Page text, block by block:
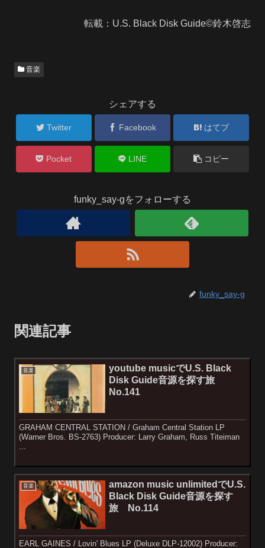
転載：U.S. Black Disk Guide©鈴木啓志
音楽
シェアする
Twitter Facebook はてブ
Pocket LINE コピー
funky_say-gをフォローする
funky_say-g
関連記事
音楽
youtube musicでU.S. Black
Disk Guide音源を探す旅
No.141
GRAHAM CENTRAL STATION / Graham Central Station LP
(Warner Bros. BS-2763) Producer: Larry Graham, Russ Titeiman
...
音楽
amazon music unlimitedでU.S.
Black Disk Guide音源を探す
旅 No.114
EARL GAINES / Lovin' Blues LP (Deluxe DLP-12002) Producer: